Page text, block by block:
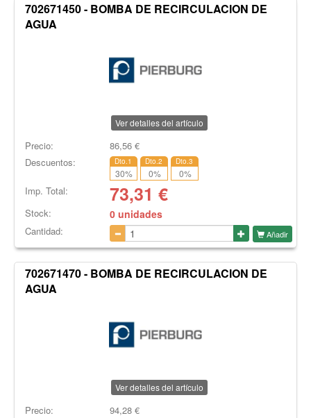
702671450 - BOMBA DE RECIRCULACION DE
AGUA
Ver detalles del artículo
Precio: 86,56€
Descuentos:
Dto.1
30%
Dto.2
0%
Dto.3
0%
Imp. Total: 73,31 €
Stock: 0 unidades
Cantidad: Añadir
702671470 - BOMBA DE RECIRCULACION DE
AGUA
Ver detalles del artículo
Precio: 94,28€